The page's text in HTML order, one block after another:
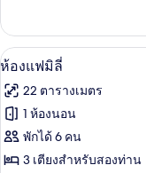
สำหรับ
สี่
ท่าน
เกี่ยว
กับ
ห้อง
สิ
ก
สำหรับ
สี่
ท่าน
เปิด
ภาพถ่าย
ทั้งหมด
ของ
ห้อง
4
ห้องแฟมิลี่
22 ตารางเมตร
1 ห้องนอน
พักได้ 6 คน
3 เตียงสำหรับสองท่าน